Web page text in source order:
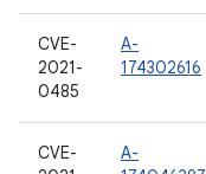
CVE-
2021-
0485
A-
174302616
CVE-
A-